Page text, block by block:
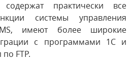
практически все
системы управления
имеют более широкие
с программами 1С и
FTP.